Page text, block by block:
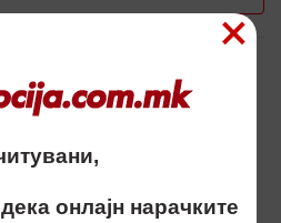
НАРАЧКА:НЕМА ИНФОРМАЦИИ
ЗНАМЕ
онлајн нарачките
×